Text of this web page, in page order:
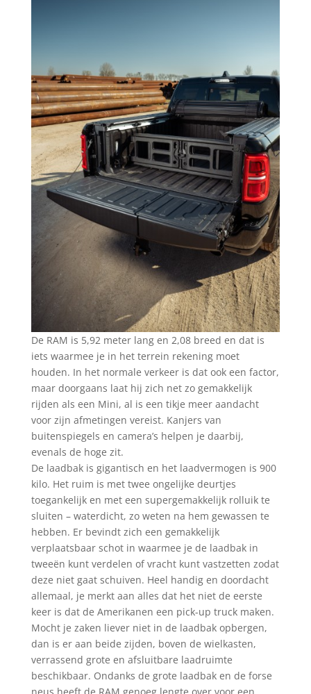
De RAM is 5,92 meter lang en 2,08 breed en dat is
iets waarmee je in het terrein rekening moet
houden. In het normale verkeer is dat ook een factor,
maar doorgaans laat hij zich net zo gemakkelijk
rijden als een Mini, al is een tikje meer aandacht
voor zijn afmetingen vereist. Kanjers van
buitenspiegels en camera’s helpen je daarbij,
evenals de hoge zit.
De laadbak is gigantisch en het laadvermogen is 900
kilo. Het ruim is met twee ongelijke deurtjes
toegankelijk en met een supergemakkelijk rolluik te
sluiten – waterdicht, zo weten na hem gewassen te
hebben. Er bevindt zich een gemakkelijk
verplaatsbaar schot in waarmee je de laadbak in
tweeën kunt verdelen of vracht kunt vastzetten zodat
deze niet gaat schuiven. Heel handig en doordacht
allemaal, je merkt aan alles dat het niet de eerste
keer is dat de Amerikanen een pick-up truck maken.
Mocht je zaken liever niet in de laadbak opbergen,
dan is er aan beide zijden, boven de wielkasten,
verrassend grote en afsluitbare laadruimte
beschikbaar. Ondanks de grote laadbak en de forse